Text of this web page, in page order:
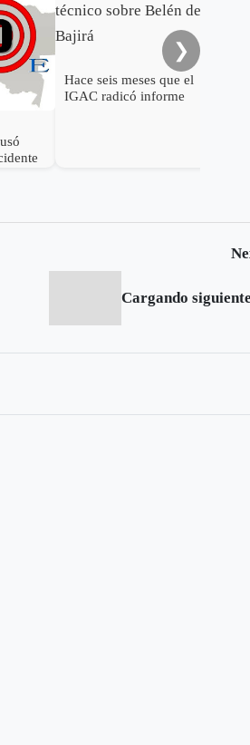
Hace seis meses que el
IGAC radicó informe
❯
Cargando